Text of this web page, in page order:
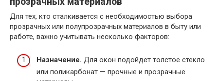
Для тех, кто сталкивается с необходимостью выбора
прозрачных или полупрозрачных материалов в быту или
работе, важно учитывать несколько факторов:
Назначение. Для окон подойдет толстое стекло
или поликарбонат — прочные и прозрачные